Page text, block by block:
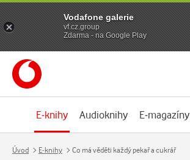
E-knihy Audioknihy E-magazíny
Úvod E-knihy Co má věděti každý pekař a cukrář
Vodafone galerie
vf.cz.group
Zdarma - na Google Play